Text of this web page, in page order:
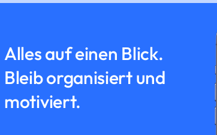
Alles auf einen Blick.
Bleib organisiert und
motiviert.